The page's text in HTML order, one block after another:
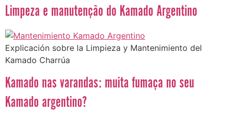
Limpeza e manutenção do Kamado Argentino
Explicación sobre la Limpieza y Mantenimiento del
Kamado Charrúa
Kamado nas varandas: muita fumaça no seu
Kamado argentino?